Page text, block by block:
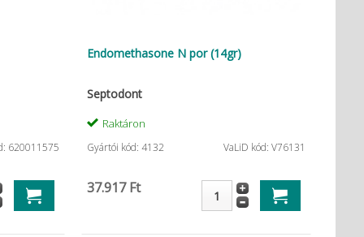
620011575
Endomethasone N por (14gr)
Septodont
Raktáron
Gyártói kód: 4132 VaLiD kód: V76131
37.917 Ft